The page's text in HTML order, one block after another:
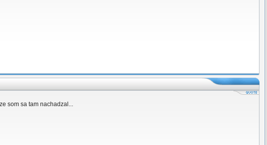
som sa tam nachadzal...